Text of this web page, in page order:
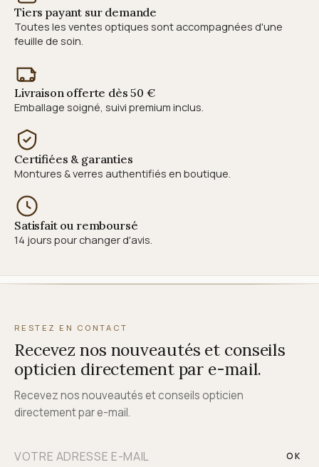
Tiers payant sur demande
Toutes les ventes optiques sont accompagnées d'une
feuille de soin.
Livraison offerte dès 50 €
Emballage soigné, suivi premium inclus.
Certifiées & garanties
Montures & verres authentifiés en boutique.
Satisfait ou remboursé
14 jours pour changer d'avis.
RESTEZ EN CONTACT
Recevez nos nouveautés et conseils
opticien directement par e-mail.
Recevez nos nouveautés et conseils opticien
directement par e-mail.
OK